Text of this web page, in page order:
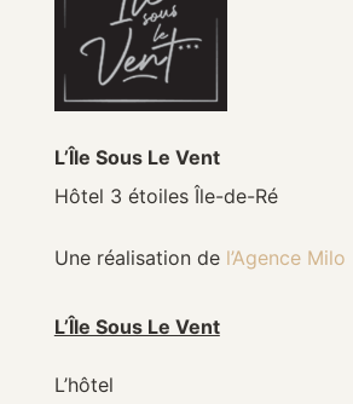
L’Île Sous Le Vent
Hôtel 3 étoiles Île-de-Ré
Une réalisation de l’Agence Milo
L’Île Sous Le Vent
L’hôtel